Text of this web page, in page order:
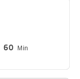
60 Min